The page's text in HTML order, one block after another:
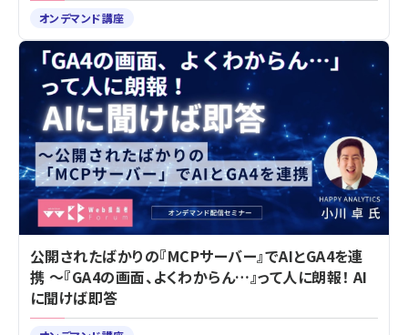
オンデマンド講座
公開されたばかりの『MCPサーバー』でAIとGA4を連
携 ～『GA4の画面、よくわからん…』って人に朗報！ AI
に聞けば即答